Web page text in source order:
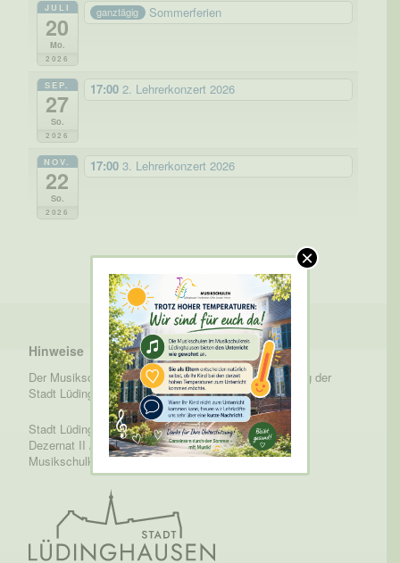
JULI
20
Mo.
2026
ganztägig Sommerferien
SEP.
27
So.
2026
17:00 2. Lehrerkonzert 2026
NOV.
22
So.
2026
17:00 3. Lehrerkonzert 2026
Hinweise
Der Musikschulkreis Lüdinghausen ist eine Einrichtung der
Stadt Lüdinghausen.
Stadt Lüdinghausen /
Dezernat II / Fachbereich 4 /
Musikschulkreis
×